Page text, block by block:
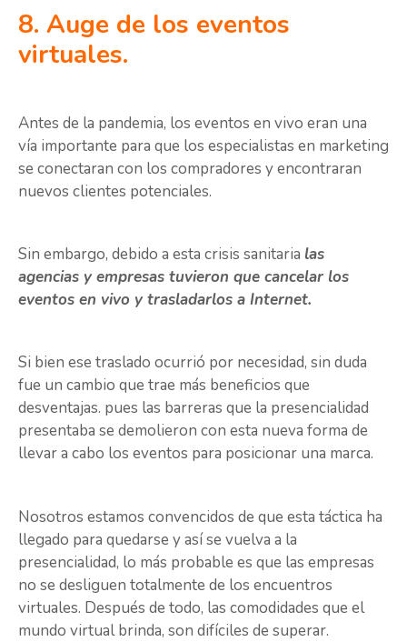
8. Auge de los eventos
virtuales.
Antes de la pandemia, los eventos en vivo eran una
vía importante para que los especialistas en marketing
se conectaran con los compradores y encontraran
nuevos clientes potenciales.
Sin embargo, debido a esta crisis sanitaria las
agencias y empresas tuvieron que cancelar los
eventos en vivo y trasladarlos a Internet.
Si bien ese traslado ocurrió por necesidad, sin duda
fue un cambio que trae más beneficios que
desventajas. pues las barreras que la presencialidad
presentaba se demolieron con esta nueva forma de
llevar a cabo los eventos para posicionar una marca.
Nosotros estamos convencidos de que esta táctica ha
llegado para quedarse y así se vuelva a la
presencialidad, lo más probable es que las empresas
no se desliguen totalmente de los encuentros
virtuales. Después de todo, las comodidades que el
mundo virtual brinda, son difíciles de superar.